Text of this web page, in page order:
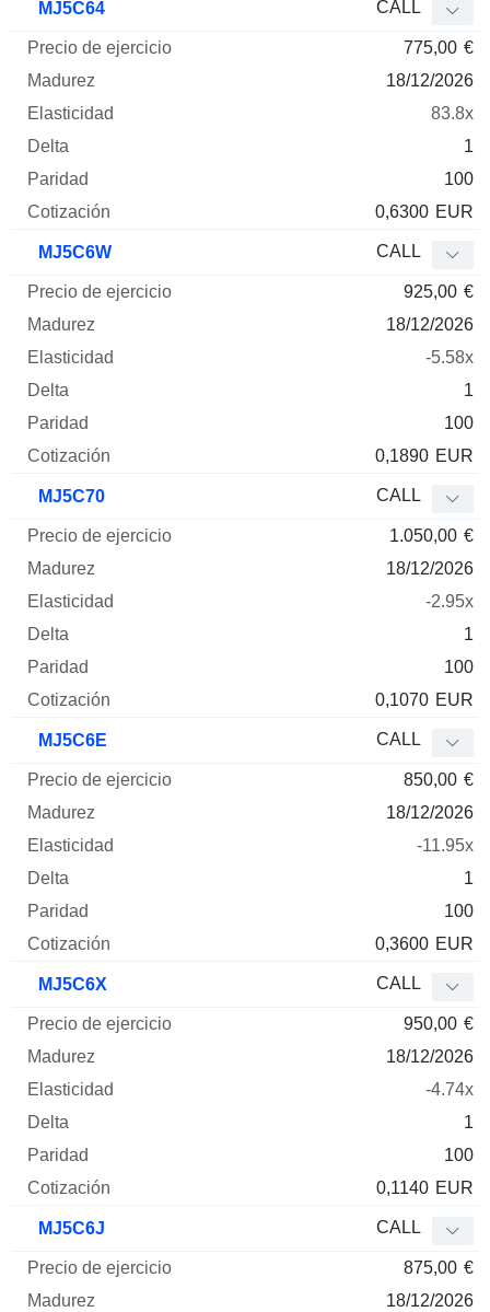
MJ5C64 CALL
775,00 €
18/12/2026
83.8x
1
100
0,6300 EUR
MJ5C6W CALL
925,00 €
18/12/2026
-5.58x
1
100
0,1890 EUR
MJ5C70 CALL
1.050,00 €
18/12/2026
-2.95x
1
100
0,1070 EUR
MJ5C6E CALL
850,00 €
18/12/2026
-11.95x
1
100
0,3600 EUR
MJ5C6X CALL
950,00 €
18/12/2026
-4.74x
1
100
0,1140 EUR
MJ5C6J CALL
875,00 €
18/12/2026